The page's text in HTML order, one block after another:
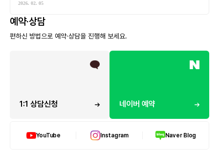
2026. 02. 05
예약·상담
편하신 방법으로 예약·상담을 진행해 보세요.
1:1 상담신청 네이버 예약
YouTube Instagram Naver Blog